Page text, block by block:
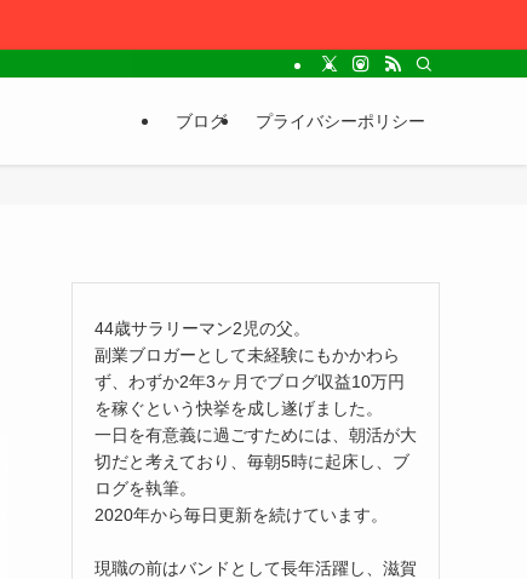
ブログ プライバシーポリシー
44歳サラリーマン2児の父。
副業ブロガーとして未経験にもかかわら
ず、わずか2年3ヶ月でブログ収益10万円
を稼ぐという快挙を成し遂げました。
一日を有意義に過ごすためには、朝活が大
切だと考えており、毎朝5時に起床し、ブ
ログを執筆。
2020年から毎日更新を続けています。
現職の前はバンドとして長年活躍し、滋賀